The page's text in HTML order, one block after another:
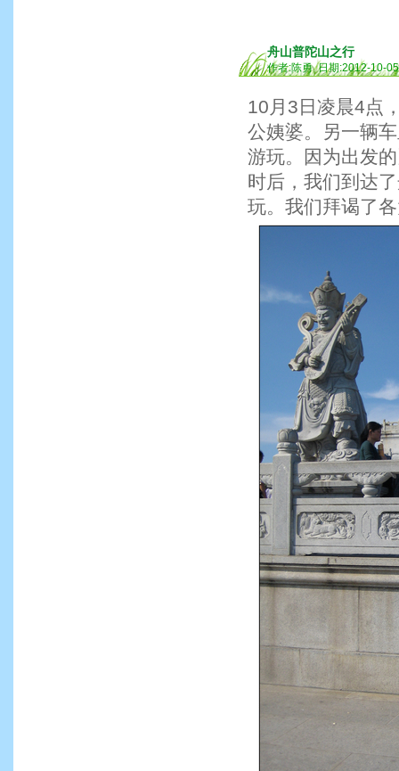
舟山普陀山之行
作者:陈勇 日期:2012-10-05
10月3日凌晨4点
公姨婆。另一辆
游玩。因为出发
时后，我们到达
玩。我们拜谒了